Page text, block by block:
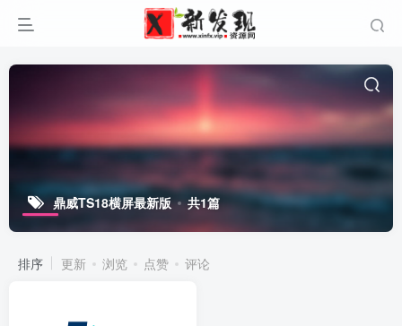
鼎威TS18横屏最新版 共1篇
排序 更新 浏览 点赞 评论